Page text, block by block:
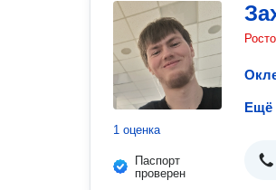
1 оценка
Паспорт
проверен
Ещё